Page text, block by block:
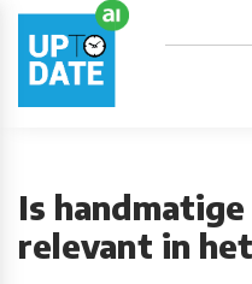
Is
relevant in